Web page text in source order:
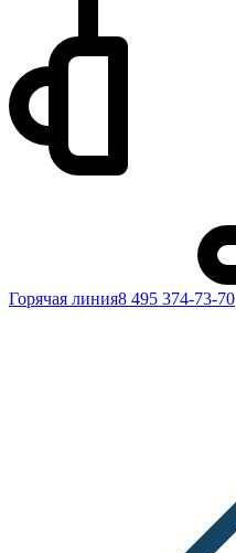
Горячая линия8 495 374-73-70